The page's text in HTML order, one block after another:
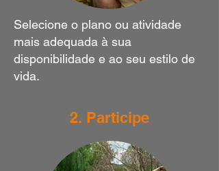
Selecione o plano ou atividade
mais adequada à sua
disponibilidade e ao seu estilo de
vida.
2. Participe